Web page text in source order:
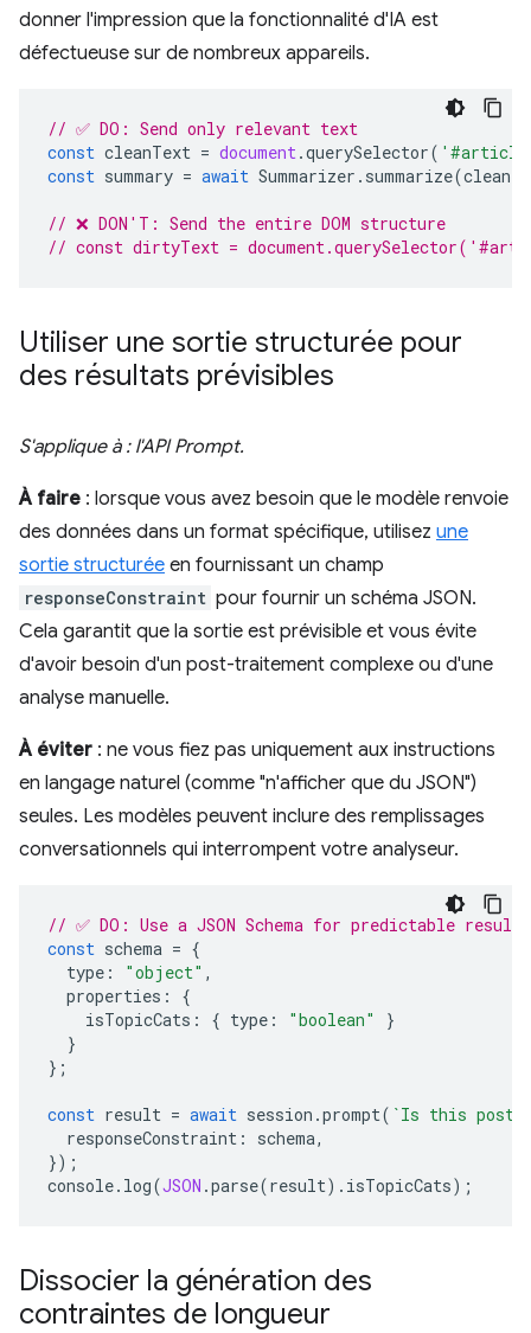
donner l'impression que la fonctionnalité d'IA est
défectueuse sur de nombreux appareils.
// ✅ DO: Send only relevant text
const cleanText = document.querySelector(
const summary = await Summarizer . summarize(
// ❌ DON'T: Send the entire DOM structure
// const dirtyText =
Utiliser une sortie structurée pour
des résultats prévisibles
S'applique à : l'API Prompt.
À faire : lorsque vous avez besoin que le modèle renvoie
des données dans un format spécifique, utilisez une
sortie structurée en fournissant un champ
responseConstraint pour fournir un schéma JSON.
Cela garantit que la sortie est prévisible et vous évite
d'avoir besoin d'un post-traitement complexe ou d'une
analyse manuelle.
À éviter : ne vous fiez pas uniquement aux instructions
en langage naturel (comme "n'afficher que du JSON")
seules. Les modèles peuvent inclure des remplissages
conversationnels qui interrompent votre analyseur.
// ✅ DO: Use a JSON Schema for predictable results
const schema = {
type : "object" ,
properties :
{
isTopicCats : { type : "boolean"
}
}
};
const result = await session .prompt( `Is this post
responseConstraint : schema,
});
console. log(JSON .parse(result). isTopicCats);
Dissocier la génération des
contraintes de longueur